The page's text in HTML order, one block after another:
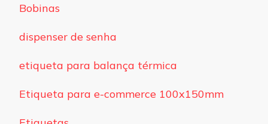
Bobinas
dispenser de senha
etiqueta para balança térmica
Etiqueta para e-commerce 100x150mm